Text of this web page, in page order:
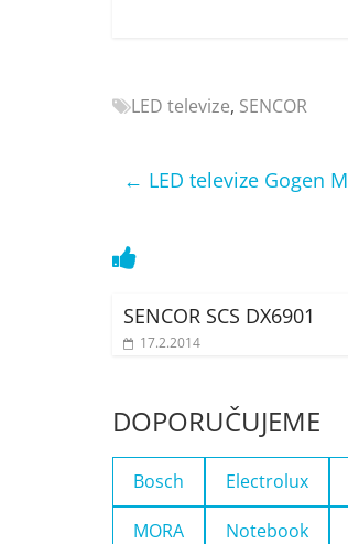
elektronika
porovnání
televize,
mobilní
telefony,
LED televize, SENCOR
← LED televize Gogen
SENCOR SCS DX6901
17.2.2014
DOPORUČUJEME
Bosch Electrolux
MORA Notebook